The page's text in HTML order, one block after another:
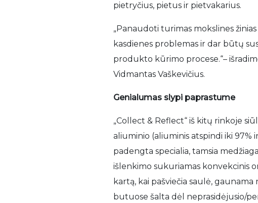
pietryčius, pietus ir pietvakarius.
„Panaudoti turimas mokslines
kasdienes problemas ir dar būtų
produkto kūrimo procese.“–
Vidmantas Vaškevičius.
Genialumas slypi paprastume
„Collect & Reflect“ iš kitų rinkoje
aliuminio (aliuminis atspindi iki
padengta specialia, tamsia
išlenkimo sukuriamas konvekcinis
kartą, kai pašviečia saulė,
butuose šalta dėl neprasidėjusio/